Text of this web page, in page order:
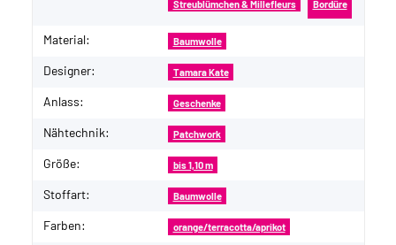
Streublümchen & Millefleurs Bordüre
Material: Baumwolle
Designer: Tamara Kate
Anlass: Geschenke
Nähtechnik: Patchwork
Größe: bis 1,10 m
Stoffart: Baumwolle
Farben: orange/terracotta/aprikot